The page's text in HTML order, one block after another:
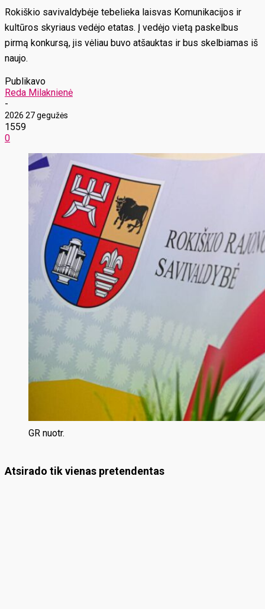
Rokiškio savivaldybėje tebelieka laisvas Komunikacijos ir
kultūros skyriaus vedėjo etatas. Į vedėjo vietą paskelbus
pirmą konkursą, jis vėliau buvo atšauktas ir bus skelbiamas iš
naujo.
Publikavo
Reda Milaknienė
-
2026 27 gegužės
1559
0
GR nuotr.
Atsirado tik vienas pretendentas